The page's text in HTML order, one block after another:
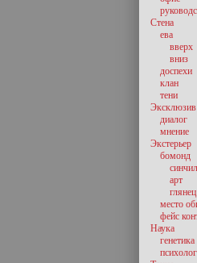
Стена
ева
вверх
вниз
доспехи
клан
тени
Эксклюзив
диалог
мнение
Экстерьер
бомонд
арт
глянец
место
фейс
Наука
генетика